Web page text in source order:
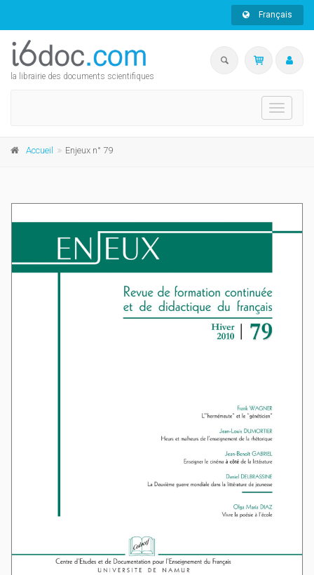
Français
la librairie des documents scientifiques
Toggle
Accueil Enjeux n° 79